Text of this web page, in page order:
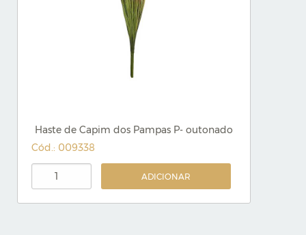
Haste de Capim dos Pampas P- outonado
Cód.: 009338
ADICIONAR